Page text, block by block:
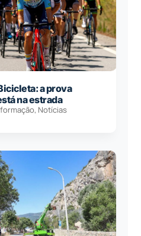
a prova
na estrada
, Notícias